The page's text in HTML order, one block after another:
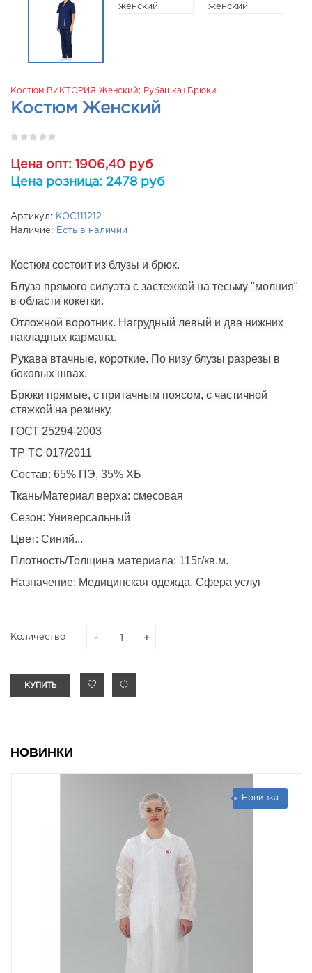
Костюм ВИКТОРИЯ Женский; Рубашка+брюки
Костюм Женский
Цена опт: 1906,40 руб
Цена розница: 2478 руб
Артикул:
КОС111212
Наличие:
Есть в наличии
Костюм состоит из блузы и брюк.
Блуза прямого силуэта с застежкой на тесьму "молния"
в области кокетки.
Отложной воротник. Нагрудный левый и два нижних
накладных кармана.
Рукава втачные, короткие. По низу блузы разрезы в
боковых швах.
Брюки прямые, с притачным поясом, с частичной
стяжкой на резинку.
ГОСТ 25294-2003
ТР ТС 017/2011
Состав: 65% ПЭ, 35% ХБ
Ткань/Материал верха: смесовая
Сезон: Универсальный
Цвет: Синий...
Плотность/Толщина материала: 115г/кв.м.
Назначение: Медицинская одежда, Сфера услуг
Количество
КУПИТЬ
НОВИНКИ
Новинка